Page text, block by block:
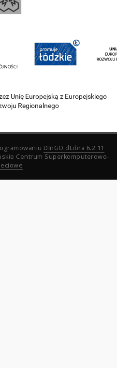
Unię Europejską z Europejskiego
Regionalnego
DInGO dLibra 6.2.11
Centrum Superkomputerowo-